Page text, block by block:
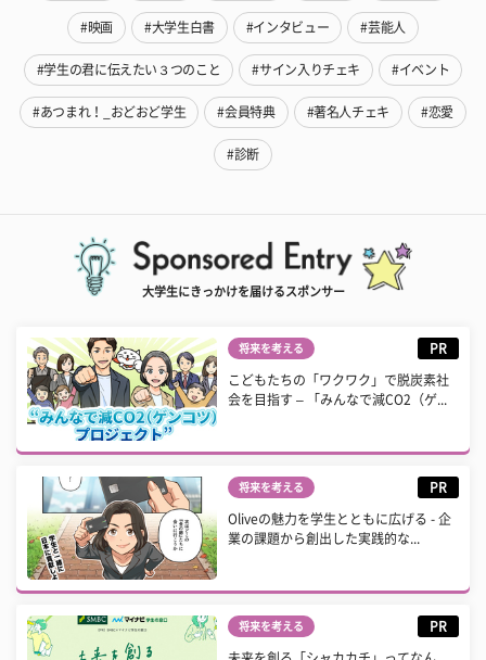
#映画 #大学生白書 #インタビュー #芸能人
#学生の君に伝えたい３つのこと #サイン入りチェキ #イベント
#あつまれ！_おどおど学生 #会員特典 #著名人チェキ #恋愛
#診断
大学生にきっかけを届けるスポンサー
将来を考える PR
こどもたちの「ワクワク」で脱炭素社
会を目指す – 「みんなで減CO2（ゲ...
将来を考える PR
Oliveの魅力を学生とともに広げる - 企
業の課題から創出した実践的な...
将来を考える PR